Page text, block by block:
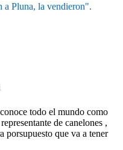
a Pluna, la vendieron".
todo el mundo como
de canelones ,
porsupuesto que va a tener